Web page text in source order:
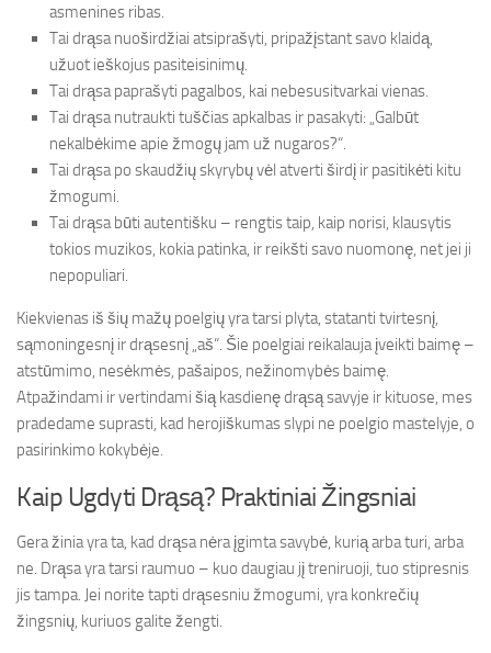
asmenines ribas.
Tai drąsa nuoširdžiai atsiprašyti, pripažįstant savo klaidą,
užuot ieškojus pasiteisinimų.
Tai drąsa paprašyti pagalbos, kai nebesusitvarkai vienas.
Tai drąsa nutraukti tuščias apkalbas ir pasakyti: „Galbūt
nekalbėkime apie žmogų jam už nugaros?“.
Tai drąsa po skaudžių skyrybų vėl atverti širdį ir pasitikėti kitu
žmogumi.
Tai drąsa būti autentišku – rengtis taip, kaip norisi, klausytis
tokios muzikos, kokia patinka, ir reikšti savo nuomonę, net jei ji
nepopuliari.
Kiekvienas iš šių mažų poelgių yra tarsi plyta, statanti tvirtesnį,
sąmoningesnį ir drąsesnį „aš“. Šie poelgiai reikalauja įveikti baimę –
atstūmimo, nesėkmės, pašaipos, nežinomybės baimę.
Atpažindami ir vertindami šią kasdienę drąsą savyje ir kituose, mes
pradedame suprasti, kad herojiškumas slypi ne poelgio mastelyje, o
pasirinkimo kokybėje.
Kaip Ugdyti Drąsą? Praktiniai Žingsniai
Gera žinia yra ta, kad drąsa nėra įgimta savybė, kurią arba turi, arba
ne. Drąsa yra tarsi raumuo – kuo daugiau jį treniruoji, tuo stipresnis
jis tampa. Jei norite tapti drąsesniu žmogumi, yra konkrečių
žingsnių, kuriuos galite žengti.